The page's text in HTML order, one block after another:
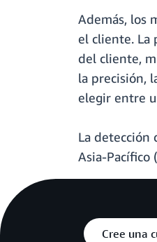
Además, los
el cliente. La
del cliente,
la precisión,
elegir entre
La detección
Asia-Pacífico
Cree una